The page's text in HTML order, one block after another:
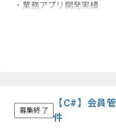
・業務アプリ開発実績
募集終了
【C#】会員
件